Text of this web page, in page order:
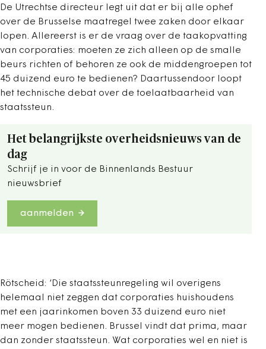
De Utrechtse directeur legt uit dat er bij alle ophef
over de Brusselse maatregel twee zaken door elkaar
lopen. Allereerst is er de vraag over de taakopvatting
van corporaties: moeten ze zich alleen op de smalle
beurs richten of behoren ze ook de middengroepen tot
45 duizend euro te bedienen? Daartussendoor loopt
het technische debat over de toelaatbaarheid van
staatssteun.
Het belangrijkste overheidsnieuws van de
dag
Schrijf je in voor de Binnenlands Bestuur
nieuwsbrief
aanmelden
Rötscheid: ‘Die staatssteunregeling wil overigens
helemaal niet zeggen dat corporaties huishoudens
met een jaarinkomen boven 33 duizend euro niet
meer mogen bedienen. Brussel vindt dat prima, maar
dan zonder staatssteun. Wat corporaties wel en niet is